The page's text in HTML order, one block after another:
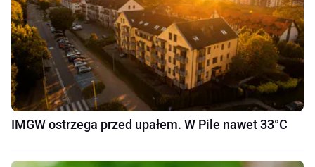
IMGW ostrzega przed upałem. W Pile nawet 33°C